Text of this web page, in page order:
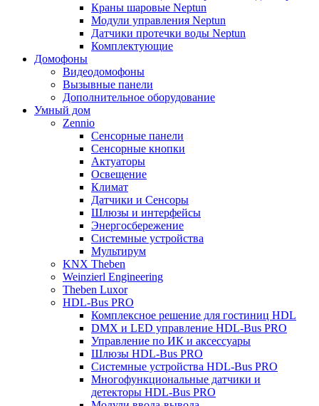
Краны шаровые Neptun
Модули управления Neptun
Датчики протечки воды Neptun
Комплектующие
Домофоны
Видеодомофоны
Вызывные панели
Дополнительное оборудование
Умный дом
Zennio
Сенсорные панели
Сенсорные кнопки
Актуаторы
Освещение
Климат
Датчики и Сенсоры
Шлюзы и интерфейсы
Энергосбережение
Системные устройства
Мультирум
KNX Theben
Weinzierl Engineering
Theben Luxor
HDL-Bus PRO
Комплексное решение для гостиниц HDL
DMX и LED управление HDL-Bus PRO
Управление по ИК и аксессуары
Шлюзы HDL-Bus PRO
Системные устройства HDL-Bus PRO
Многофункциональные датчики и
детекторы HDL-Bus PRO